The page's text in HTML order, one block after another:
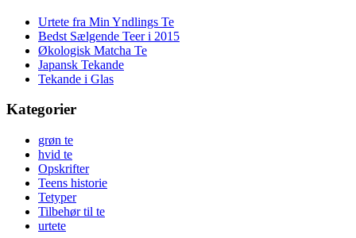
Urtete fra Min Yndlings Te
Bedst Sælgende Teer i 2015
Økologisk Matcha Te
Japansk Tekande
Tekande i Glas
Kategorier
grøn te
hvid te
Opskrifter
Teens historie
Tetyper
Tilbehør til te
urtete